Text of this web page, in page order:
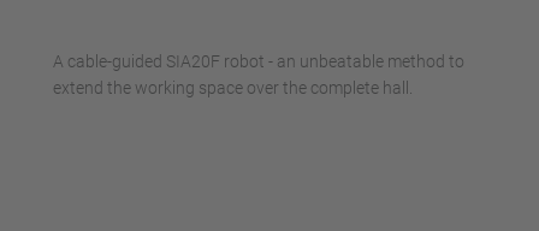
Akzeptieren
A cable-guided SIA20F robot - an unbeatable method to
extend the working space over the complete hall.